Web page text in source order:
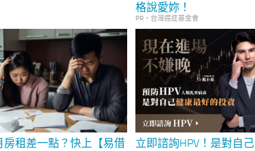
格說愛妳！
PR・台灣癌症基金會
房租差一點？快上【易借
立即諮詢HPV！是對自